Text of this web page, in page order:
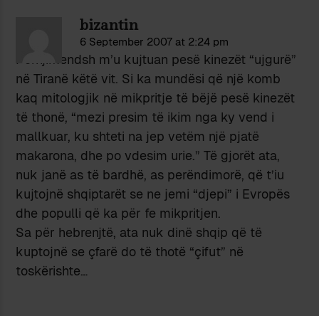
bizantin
6 September 2007 at 2:24 pm
Përnjimendsh m’u kujtuan pesë kinezët “ujgurë”
në Tiranë këtë vit. Si ka mundësi që një komb
kaq mitologjik në mikpritje të bëjë pesë kinezët
të thonë, “mezi presim të ikim nga ky vend i
mallkuar, ku shteti na jep vetëm një pjatë
makarona, dhe po vdesim urie.” Të gjorët ata,
nuk janë as të bardhë, as perëndimorë, që t’iu
kujtojnë shqiptarët se ne jemi “djepi” i Evropës
dhe populli që ka për fe mikpritjen.
Sa për hebrenjtë, ata nuk dinë shqip që të
kuptojnë se çfarë do të thotë “çifut” në
toskërishte…